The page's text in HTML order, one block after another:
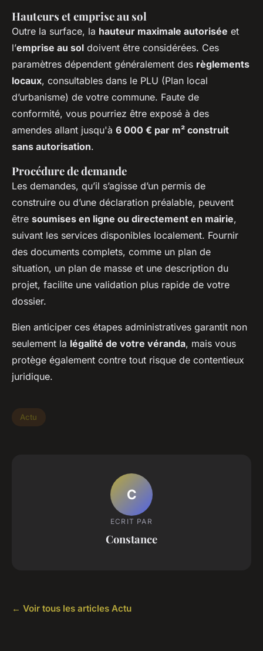
Hauteurs et emprise au sol
Outre la surface, la hauteur maximale autorisée et
l’emprise au sol doivent être considérées. Ces
paramètres dépendent généralement des règlements
locaux, consultables dans le PLU (Plan local
d’urbanisme) de votre commune. Faute de
conformité, vous pourriez être exposé à des
amendes allant jusqu'à 6 000 € par m² construit
sans autorisation.
Procédure de demande
Les demandes, qu’il s’agisse d’un permis de
construire ou d’une déclaration préalable, peuvent
être soumises en ligne ou directement en mairie,
suivant les services disponibles localement. Fournir
des documents complets, comme un plan de
situation, un plan de masse et une description du
projet, facilite une validation plus rapide de votre
dossier.
Bien anticiper ces étapes administratives garantit non
seulement la légalité de votre véranda, mais vous
protège également contre tout risque de contentieux
juridique.
Actu
C
ECRIT PAR
Constance
← Voir tous les articles Actu